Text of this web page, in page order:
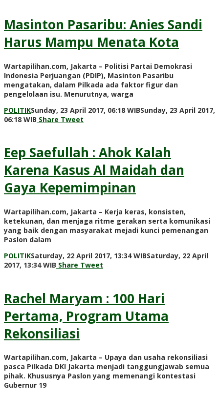
Masinton Pasaribu: Anies Sandi
Harus Mampu Menata Kota
Wartapilihan.com, Jakarta – Politisi Partai Demokrasi
Indonesia Perjuangan (PDIP), Masinton Pasaribu
mengatakan, dalam Pilkada ada faktor figur dan
pengelolaan isu. Menurutnya, warga
POLITIKSunday, 23 April 2017, 06:18 WIBSunday, 23 April 2017,
06:18 WIB by
Share Tweet
Eep Saefullah : Ahok Kalah
Karena Kasus Al Maidah dan
Gaya Kepemimpinan
Wartapilihan.com, Jakarta – Kerja keras, konsisten,
ketekunan, dan menjaga ritme gerakan serta komunikasi
yang baik dengan masyarakat mejadi kunci pemenangan
Paslon dalam
POLITIKSaturday, 22 April 2017, 13:34 WIBSaturday, 22 April
2017, 13:34 WIB by
Share Tweet
Rachel Maryam : 100 Hari
Pertama, Program Utama
Rekonsiliasi
Wartapilihan.com, Jakarta – Upaya dan usaha rekonsiliasi
pasca Pilkada DKI Jakarta menjadi tanggungjawab semua
pihak. Khususnya Paslon yang memenangi kontestasi
Gubernur 19